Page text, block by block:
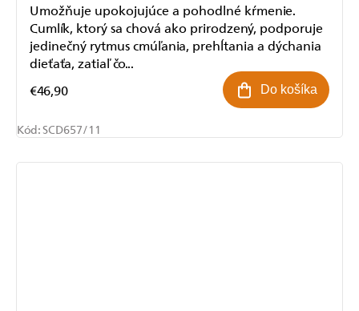
€46,90 Do košíka
Umožňuje upokojujúce a pohodlné kŕmenie.
Cumlík, ktorý sa chová ako prirodzený, podporuje
jedinečný rytmus cmúľania, prehĺtania a dýchania
dieťaťa, zatiaľ čo...
Kód:SCD657/11